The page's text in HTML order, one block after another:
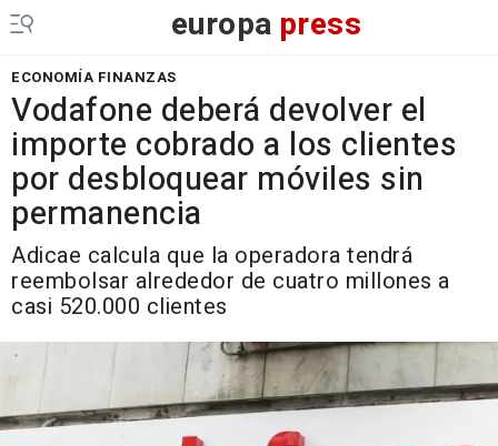
europa press
ECONOMÍA FINANZAS
Vodafone deberá devolver el
importe cobrado a los clientes
por desbloquear móviles sin
permanencia
Adicae calcula que la operadora tendrá
reembolsar alrededor de cuatro millones a
casi 520.000 clientes